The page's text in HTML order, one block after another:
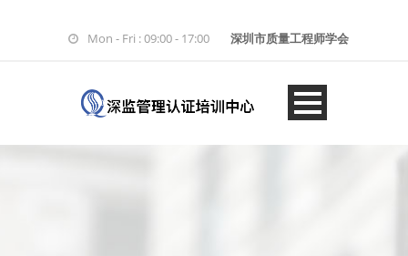
Mon - Fri : 09:00 - 17:00 深圳市质量工程师学会